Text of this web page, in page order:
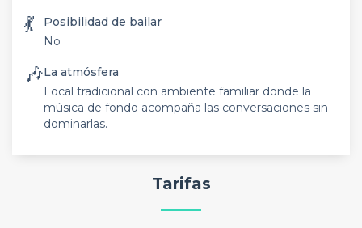
💃
Posibilidad de bailar
No
🎶La atmósfera
Local tradicional con ambiente familiar donde la
música de fondo acompaña las conversaciones sin
dominarlas.
Tarifas